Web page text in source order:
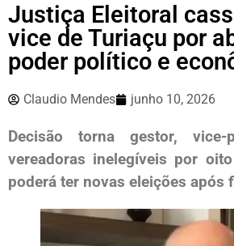
Justiça Eleitoral
vice de Turiaçu por
poder político e
Claudio Mendes junho 10, 2026
Decisão torna gestor,
vereadoras inelegíveis por
poderá ter novas eleições após